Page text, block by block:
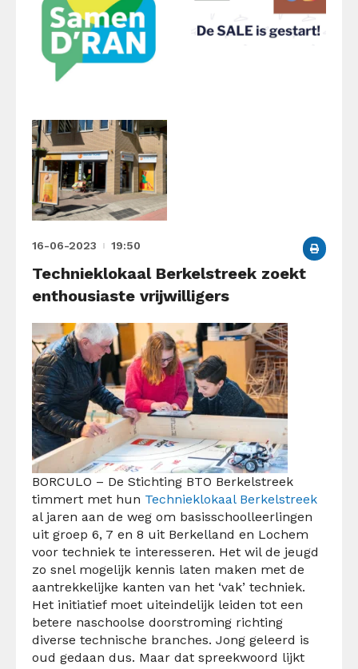
16-06-2023 19:50
Technieklokaal Berkelstreek zoekt
enthousiaste vrijwilligers
BORCULO – De Stichting BTO Berkelstreek
timmert met hun Technieklokaal Berkelstreek
al jaren aan de weg om basisschoolleerlingen
uit groep 6, 7 en 8 uit Berkelland en Lochem
voor techniek te interesseren. Het wil de jeugd
zo snel mogelijk kennis laten maken met de
aantrekkelijke kanten van het ‘vak’ techniek.
Het initiatief moet uiteindelijk leiden tot een
betere naschoolse doorstroming richting
diverse technische branches. Jong geleerd is
oud gedaan dus. Maar dat spreekwoord lijkt